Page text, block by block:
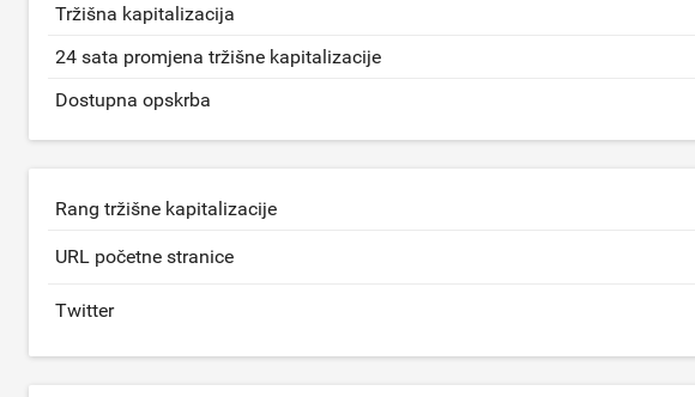
Tržišna kapitalizacija
24 sata promjena tržišne kapitalizacije
Dostupna opskrba
Rang tržišne kapitalizacije
URL početne stranice
Twitter